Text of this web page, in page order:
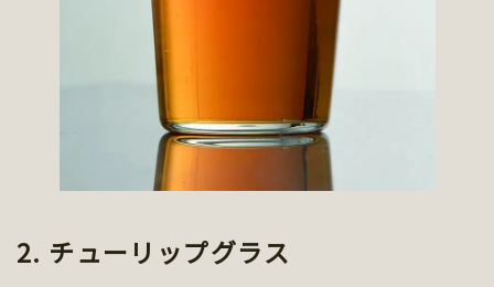
2. チューリップグラス